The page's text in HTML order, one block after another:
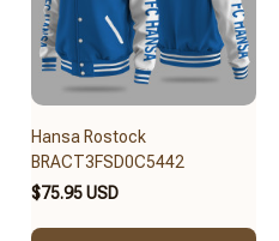
Hansa Rostock
BRACT3FSD0C5442
$75.95 USD